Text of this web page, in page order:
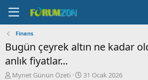
Finans
Bugün çeyrek altın ne kadar
anlık fiyatlar...
K
Mynet Günün Özeti
B
31 Ocak 2026